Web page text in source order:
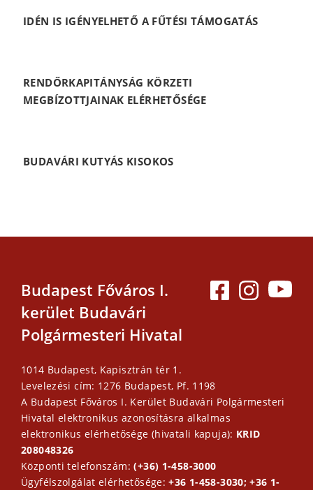
IDÉN IS IGÉNYELHETŐ A FŰTÉSI TÁMOGATÁS
RENDŐRKAPITÁNYSÁG KÖRZETI
MEGBÍZOTTJAINAK ELÉRHETŐSÉGE
BUDAVÁRI KUTYÁS KISOKOS
Budapest Főváros I.
kerület Budavári
Polgármesteri Hivatal
1014 Budapest, Kapisztrán tér 1.
Levelezési cím: 1276 Budapest, Pf. 1198
A Budapest Főváros I. Kerület Budavári Polgármesteri
Hivatal elektronikus azonosításra alkalmas
elektronikus elérhetősége (hivatali kapuja): KRID
208048326
Központi telefonszám:(+36) 1-458-3000
Ügyfélszolgálat elérhetősége:+36 1-458-3030; +36 1-